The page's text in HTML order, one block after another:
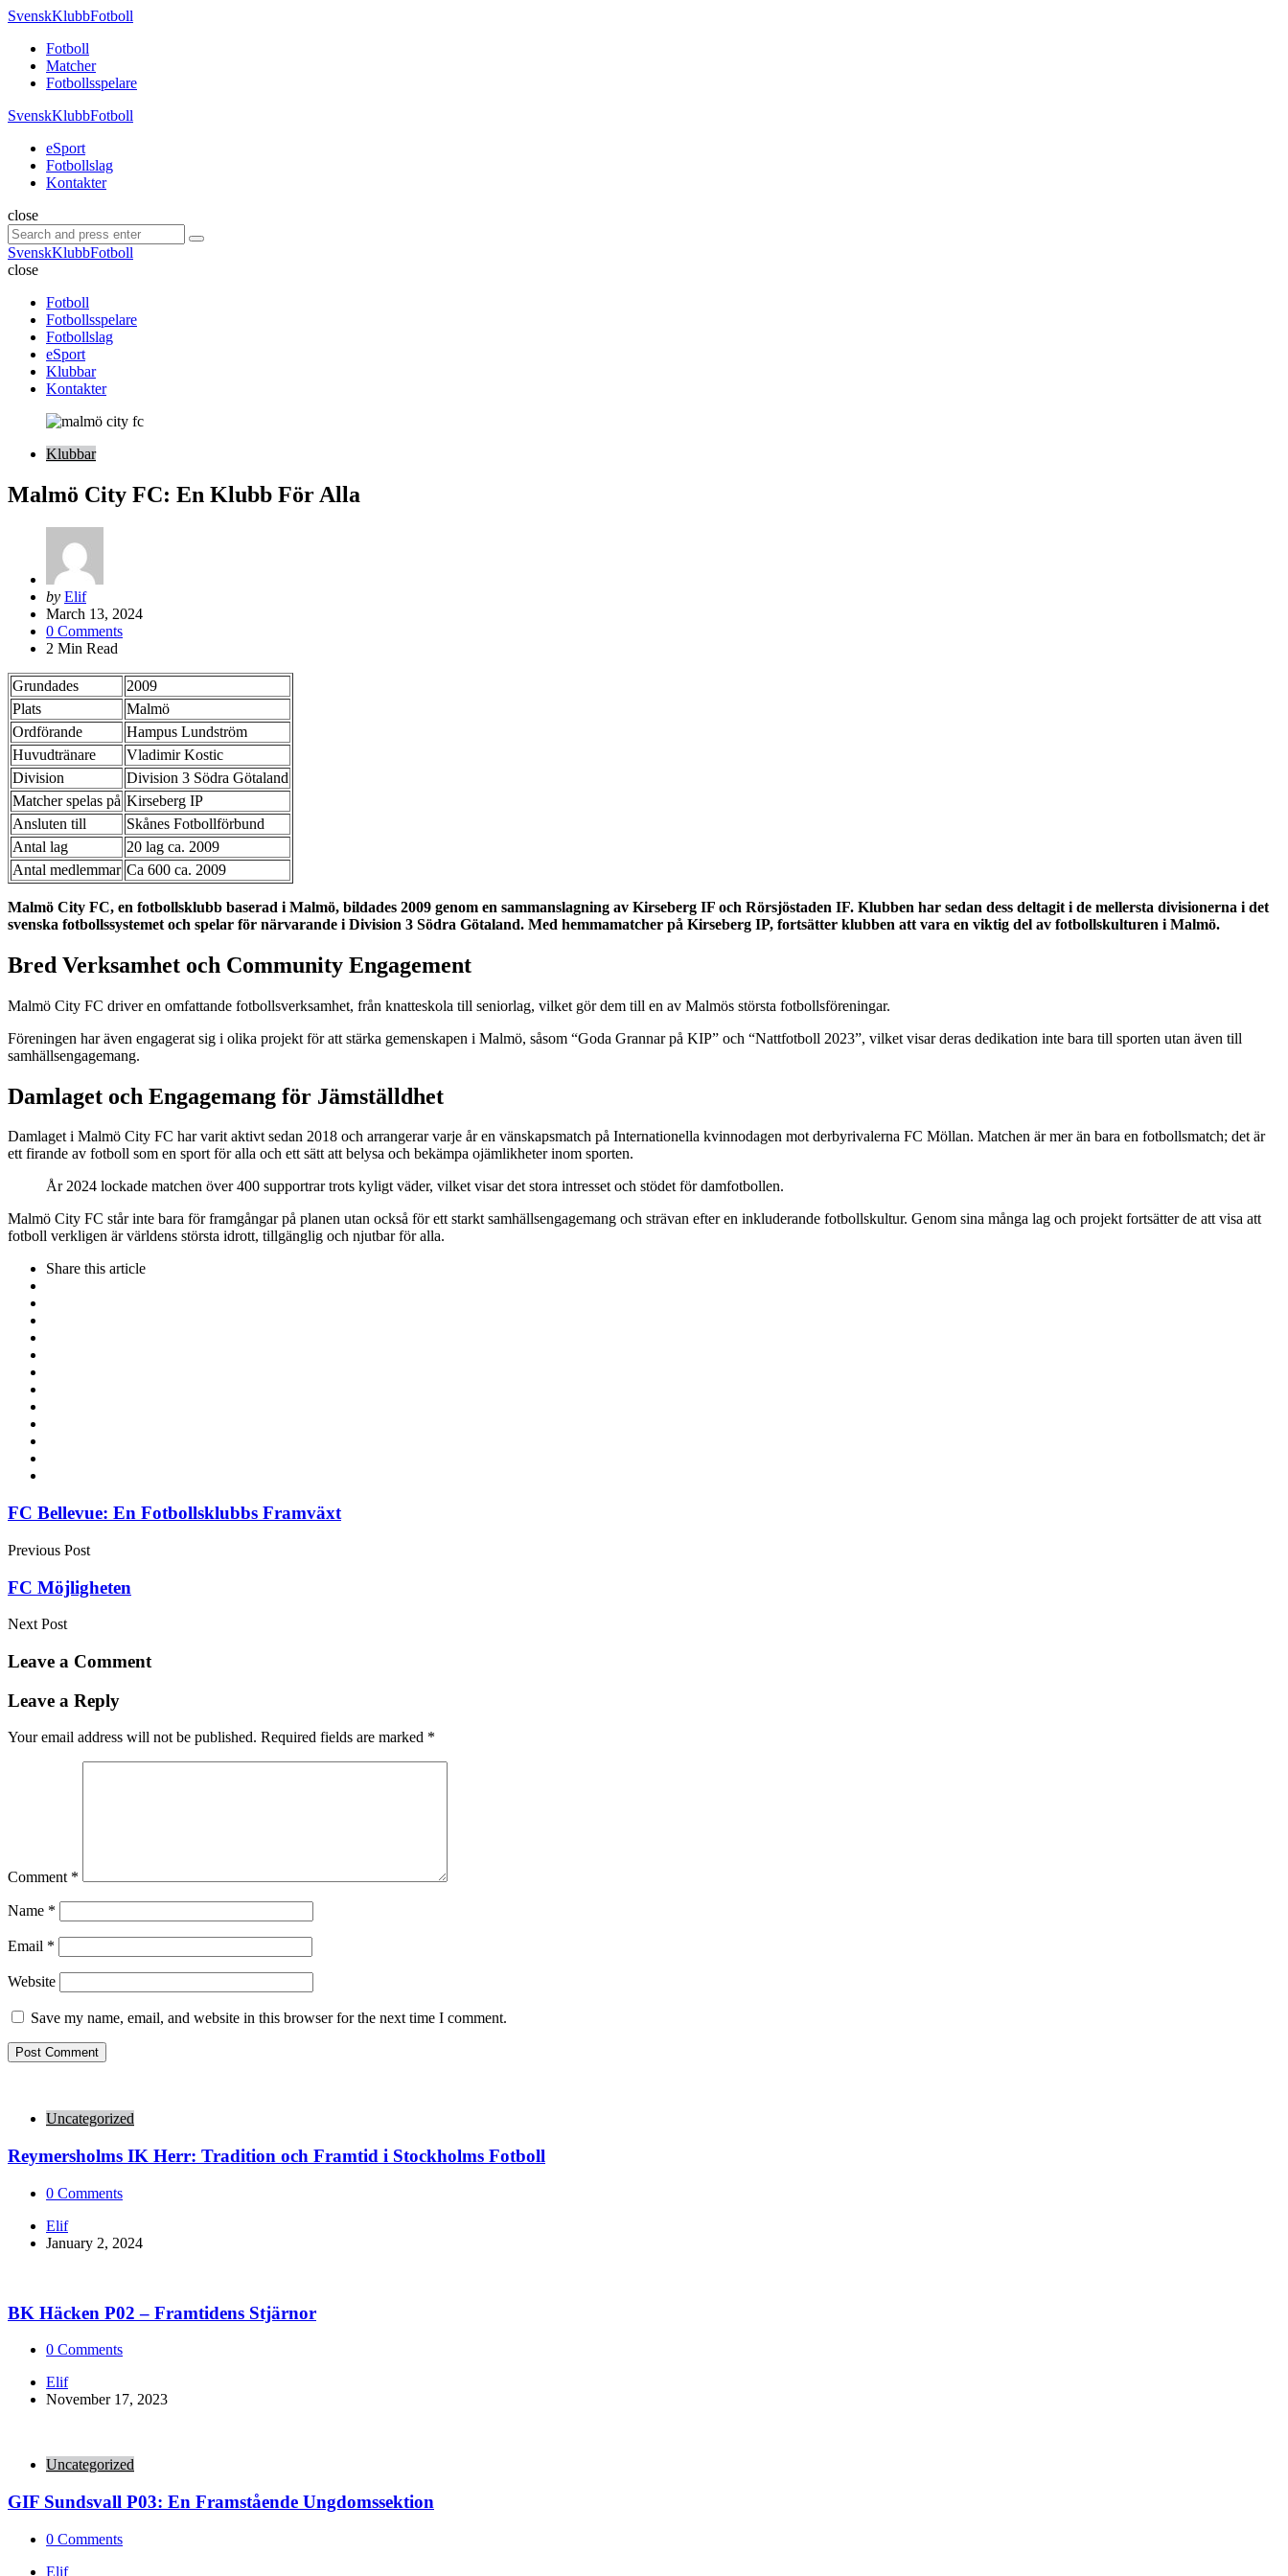
Menu
SvenskKlubbFotboll
Menu
Fotboll
Matcher
Fotbollsspelare
SvenskKlubbFotboll
eSport
Fotbollslag
Kontakter
Search
close
Search
for:
Search
SvenskKlubbFotboll
close
Fotboll
Fotbollsspelare
Fotbollslag
eSport
Klubbar
Kontakter
Klubbar
Malmö City FC: En Klubb För Alla
Posted
by
by Elif
March 13, 2024
0 Comments
2 Min Read
Grundades
2009
Plats
Malmö
Ordförande
Hampus Lundström
Huvudtränare
Vladimir Kostic
Division
Division 3 Södra Götaland
Matcher spelas på Kirseberg IP
Ansluten till
Skånes Fotbollförbund
Antal lag
20 lag ca. 2009
Antal medlemmar Ca 600 ca. 2009
Malmö City FC, en fotbollsklubb baserad i Malmö, bildades 2009 genom en sammanslagning av Kirseberg IF och Rörsjöstaden IF. Klubben har sedan dess deltagit i de mellersta divisionerna i det
svenska fotbollssystemet och spelar för närvarande i Division 3 Södra Götaland. Med hemmamatcher på Kirseberg IP, fortsätter klubben att vara en viktig del av fotbollskulturen i Malmö.
Bred Verksamhet och Community Engagement
Malmö City FC driver en omfattande fotbollsverksamhet, från knatteskola till seniorlag, vilket gör dem till en av Malmös största fotbollsföreningar.
Föreningen har även engagerat sig i olika projekt för att stärka gemenskapen i Malmö, såsom “Goda Grannar på KIP” och “Nattfotboll 2023”, vilket visar deras dedikation inte bara till sporten utan även till
samhällsengagemang​​.
Damlaget och Engagemang för Jämställdhet
Damlaget i Malmö City FC har varit aktivt sedan 2018 och arrangerar varje år en vänskapsmatch på Internationella kvinnodagen mot derbyrivalerna FC Möllan. Matchen är mer än bara en fotbollsmatch; det är
ett firande av fotboll som en sport för alla och ett sätt att belysa och bekämpa ojämlikheter inom sporten.
År 2024 lockade matchen över 400 supportrar trots kyligt väder, vilket visar det stora intresset och stödet för damfotbollen​​.
Malmö City FC står inte bara för framgångar på planen utan också för ett starkt samhällsengagemang och strävan efter en inkluderande fotbollskultur. Genom sina många lag och projekt fortsätter de att visa att
fotboll verkligen är världens största idrott, tillgänglig och njutbar för alla.
Share this article
Post
navigation
FC Bellevue: En Fotbollsklubbs Framväxt
Previous Post
FC Möjligheten
Next Post
Leave a Comment
Leave a Reply
Your email address will not be published. Required fields are marked *
Comment *
Name *
Email *
Website
Save my name, email, and website in this browser for the next time I comment.
Uncategorized
Reymersholms IK Herr: Tradition och Framtid i Stockholms Fotboll
0 Comments
Posted
by
Elif
January 2, 2024
BK Häcken P02 – Framtidens Stjärnor
0 Comments
Posted
by
Elif
November 17, 2023
Uncategorized
GIF Sundsvall P03: En Framstående Ungdomssektion
0 Comments
Posted
Elif